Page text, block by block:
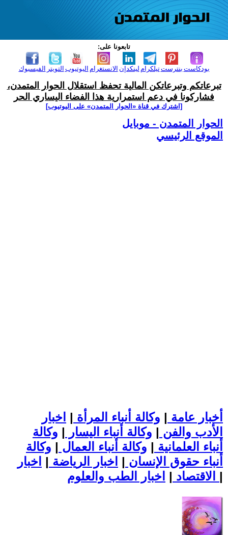
تابعونا على:
الفيسبوك التويتر اليوتيوب الانستغرام لينكدإن تيلكرامبنترست بودكاست
تبرعاتكم وتبرعاتكن المالية تحفظ استقلال الحوار المتمدن،
فشاركونا في دعم استمرارية هذا الفضاء اليساري الحر
[اشترك في قناة ‫«الحوار المتمدن» على اليوتيوب]
الحوار المتمدن - موبايل
الموقع الرئيسي
أخبار عامة | وكالة أنباء المرأة | اخبار
الأدب والفن | وكالة أنباء اليسار | وكالة
أنباء العلمانية | وكالة أنباء العمال | وكالة
أنباء حقوق الإنسان | اخبار الرياضة | اخبار
الاقتصاد | |